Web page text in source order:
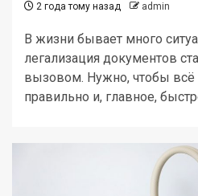
2 года тому назад admin
В жизни бывает много
легализация документов
вызовом. Нужно, чтобы всё
правильно и, главное,